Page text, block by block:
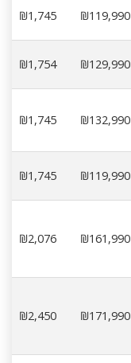
₪119,990
₪1,745
₪129,990
₪1,754
₪132,990
₪1,745
₪119,990
₪1,745
₪161,990
₪2,076
₪171,990
₪2,450